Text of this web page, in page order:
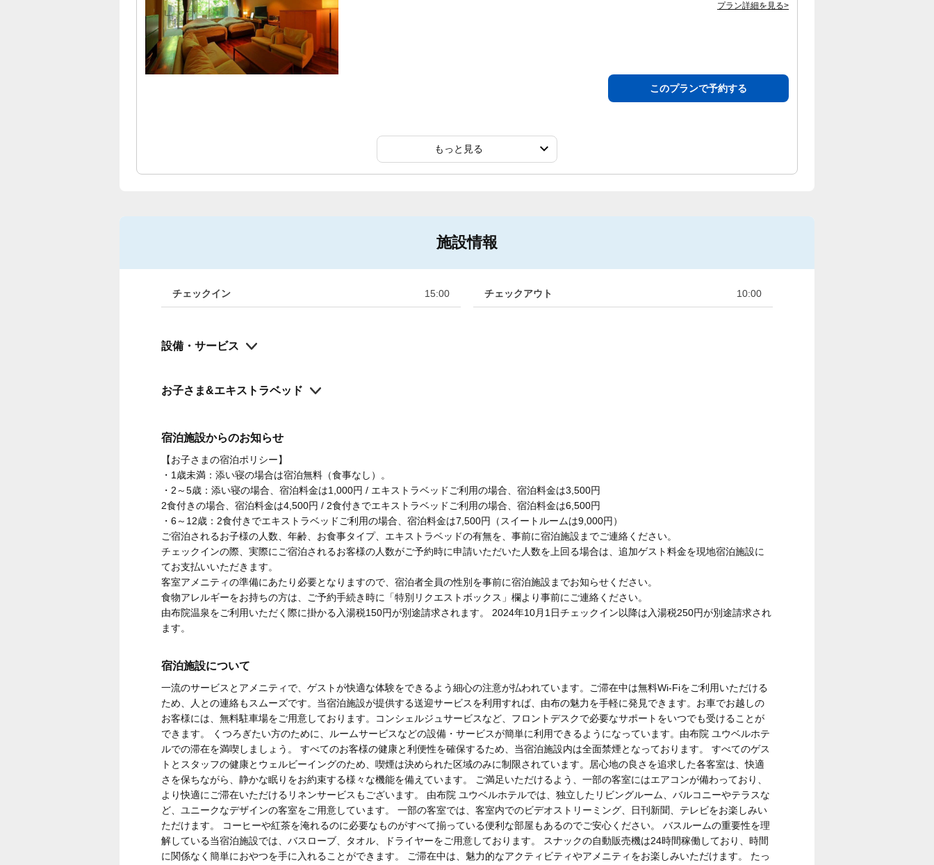
プラン詳細を見る>
このプランで予約する
もっと見る
施設情報
チェックイン 15:00 チェックアウト 10:00
設備・サービス
お子さま&エキストラベッド
宿泊施設からのお知らせ
【お子さまの宿泊ポリシー】
・1歳未満：添い寝の場合は宿泊無料（食事なし）。
・2～5歳：添い寝の場合、宿泊料金は1,000円 / エキストラベッドご利用の場合、宿泊料金は3,500円
2食付きの場合、宿泊料金は4,500円 / 2食付きでエキストラベッドご利用の場合、宿泊料金は6,500円
・6～12歳：2食付きでエキストラベッドご利用の場合、宿泊料金は7,500円（スイートルームは9,000円）
ご宿泊されるお子様の人数、年齢、お食事タイプ、エキストラベッドの有無を、事前に宿泊施設までご連絡ください。
チェックインの際、実際にご宿泊されるお客様の人数がご予約時に申請いただいた人数を上回る場合は、追加ゲスト料金を現地宿泊施設に
てお支払いいただきます。
客室アメニティの準備にあたり必要となりますので、宿泊者全員の性別を事前に宿泊施設までお知らせください。
食物アレルギーをお持ちの方は、ご予約手続き時に「特別リクエストボックス」欄より事前にご連絡ください。
由布院温泉をご利用いただく際に掛かる入湯税150円が別途請求されます。 2024年10月1日チェックイン以降は入湯税250円が別途請求され
ます。
宿泊施設について
一流のサービスとアメニティで、ゲストが快適な体験をできるよう細心の注意が払われています。ご滞在中は無料Wi-Fiをご利用いただける
ため、人との連絡もスムーズです。当宿泊施設が提供する送迎サービスを利用すれば、由布の魅力を手軽に発見できます。お車でお越しの
お客様には、無料駐車場をご用意しております。コンシェルジュサービスなど、フロントデスクで必要なサポートをいつでも受けることが
できます。 くつろぎたい方のために、ルームサービスなどの設備・サービスが簡単に利用できるようになっています。由布院 ユウベルホテ
ルでの滞在を満喫しましょう。 すべてのお客様の健康と利便性を確保するため、当宿泊施設内は全面禁煙となっております。 すべてのゲス
トとスタッフの健康とウェルビーイングのため、喫煙は決められた区域のみに制限されています。居心地の良さを追求した各客室は、快適
さを保ちながら、静かな眠りをお約束する様々な機能を備えています。 ご満足いただけるよう、一部の客室にはエアコンが備わっており、
より快適にご滞在いただけるリネンサービスもございます。 由布院 ユウベルホテルでは、独立したリビングルーム、バルコニーやテラスな
ど、ユニークなデザインの客室をご用意しています。 一部の客室では、客室内でのビデオストリーミング、日刊新聞、テレビをお楽しみい
ただけます。 コーヒーや紅茶を淹れるのに必要なものがすべて揃っている便利な部屋もあるのでご安心ください。 バスルームの重要性を理
解している当宿泊施設では、バスローブ、タオル、ドライヤーをご用意しております。 スナックの自動販売機は24時間稼働しており、時間
に関係なく簡単におやつを手に入れることができます。 ご滞在中は、魅力的なアクティビティやアメニティをお楽しみいただけます。 たっ